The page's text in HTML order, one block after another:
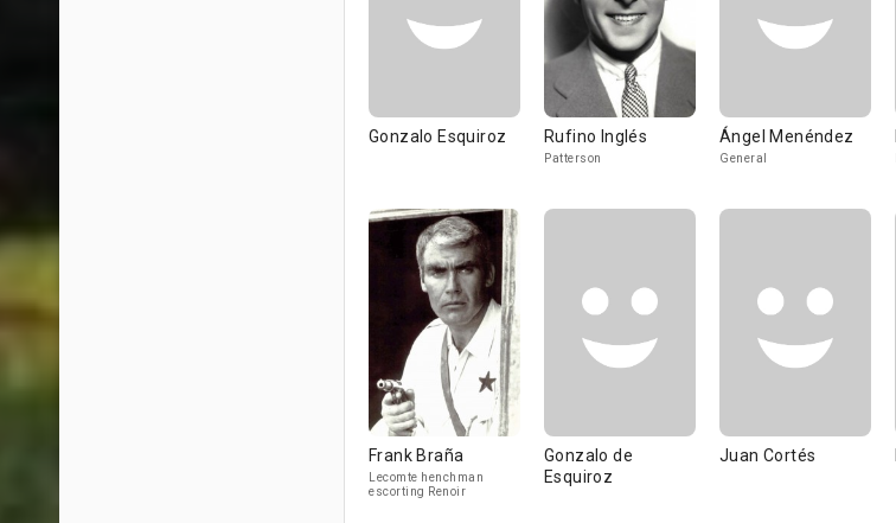
Gonzalo Esquiroz Rufino Inglés
Patterson
Ángel Menéndez
General
Frank Braña
Lecomte henchman
escorting Renoir
Gonzalo de
Esquiroz
Juan Cortés